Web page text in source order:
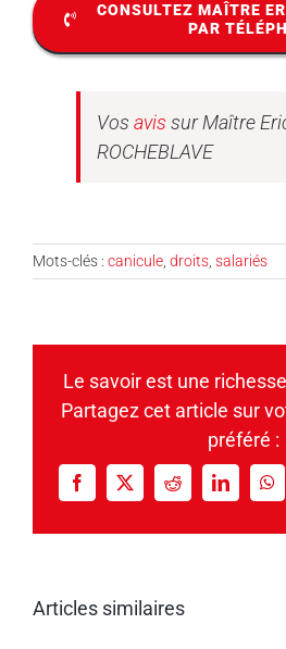
CONSULTEZ MAÎTRE
PAR
Vos avis sur Maître
ROCHEBLAVE
Mots-clés : canicule droits salariés
Le savoir est une
Partagez cet article sur
préféré :
Facebook
X RedditLinkedIn
Articles similaires